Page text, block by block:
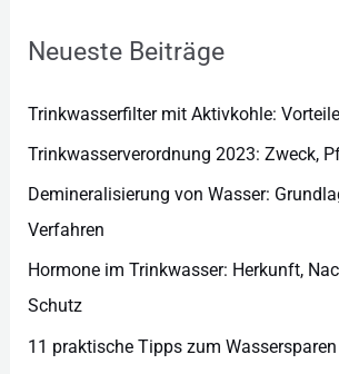
Neueste Beiträge
Trinkwasserfilter mit Aktivkohle:
Trinkwasserverordnung 2023: Zweck,
Demineralisierung von Wasser:
Verfahren
Hormone im Trinkwasser: Herkunft,
Schutz
11 praktische Tipps zum
r
e
n